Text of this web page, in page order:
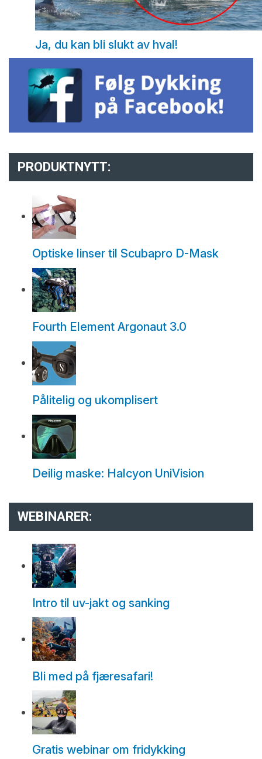
Ja, du kan bli slukt av hval!
PRODUKTNYTT:
Optiske linser til Scubapro D-Mask
Fourth Element Argonaut 3.0
Pålitelig og ukomplisert
Deilig maske: Halcyon UniVision
WEBINARER:
Intro til uv-jakt og sanking
Bli med på fjæresafari!
Gratis webinar om fridykking